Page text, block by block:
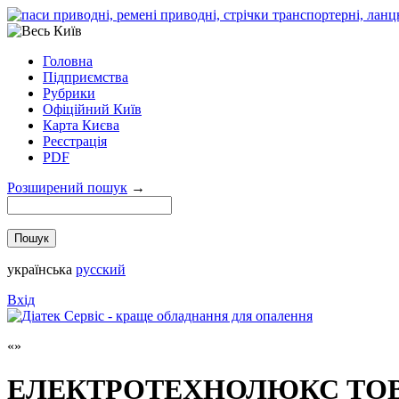
Головна
Підприємства
Рубрики
Офіційний Київ
Карта Києва
Реєстрація
PDF
Розширений пошук →
українська русский
Вхід
ЕЛЕКТРОТЕХНОЛЮКС